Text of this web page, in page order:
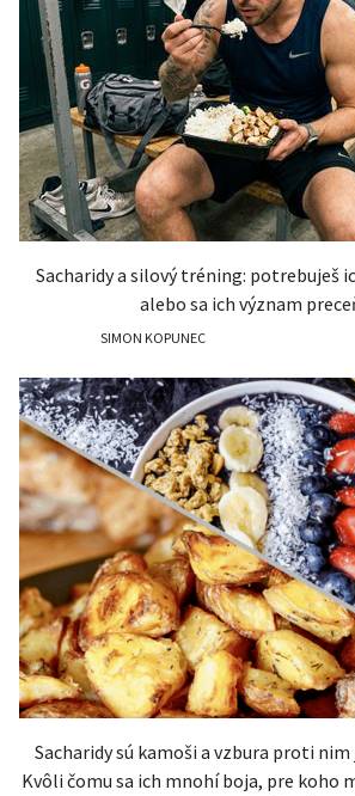
Sacharidy a silový tréning: potrebuješ
alebo sa ich význam
SIMON KOPUNEC
Sacharidy sú kamoši a vzbura proti nim
Kvôli čomu sa ich mnohí boja, pre koho